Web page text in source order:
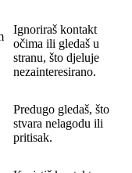
Ignoriraš kontakt
očima ili gledaš u
stranu, što djeluje
nezainteresirano.
Predugo gledaš, što
stvara nelagodu ili
pritisak.